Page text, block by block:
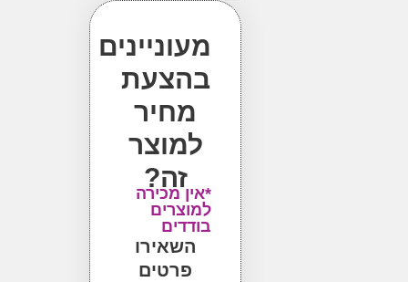
מעוניינים
בהצעת
מחיר
למוצר
*אין מכירה
למוצרים
בודדים
השאירו
פרטים